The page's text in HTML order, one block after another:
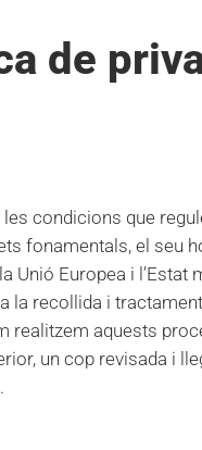
de
condicions que
fonamentals, el seu
Europea i l’Estat
recollida i
realitzem aquests
un cop revisada i